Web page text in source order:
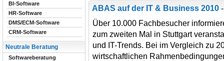
ABAS auf der IT & Business 2010
Über 10.000 Fachbesucher
zum zweiten Mal in Stuttgart
und IT-Trends. Bei im Vergleich zu
wirtschaftlichen
BI-Software
HR-Software
DMS/ECM-Software
CRM-Software
Neutrale Beratung
Softwareberatung